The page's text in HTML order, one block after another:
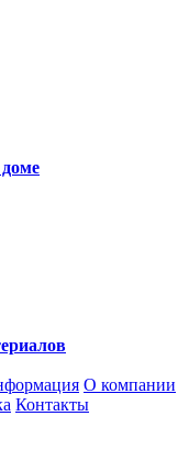
О компании
Контакты